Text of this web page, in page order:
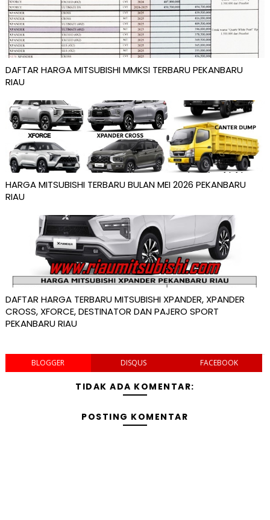
DAFTAR HARGA MITSUBISHI MMKSI TERBARU PEKANBARU
RIAU
HARGA MITSUBISHI TERBARU BULAN MEI 2026 PEKANBARU
RIAU
DAFTAR HARGA TERBARU MITSUBISHI XPANDER, XPANDER
CROSS, XFORCE, DESTINATOR DAN PAJERO SPORT
PEKANBARU RIAU
BLOGGER DISQUS FACEBOOK
TIDAK ADA KOMENTAR:
POSTING KOMENTAR